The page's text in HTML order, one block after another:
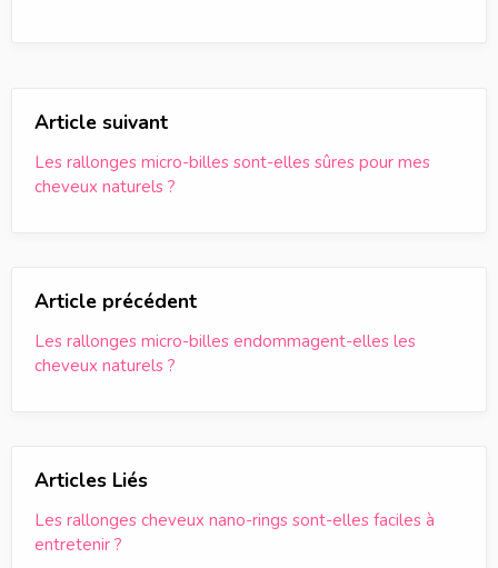
Article suivant
Les rallonges micro-billes sont-elles sûres pour mes
cheveux naturels ?
Article précédent
Les rallonges micro-billes endommagent-elles les
cheveux naturels ?
Articles Liés
Les rallonges cheveux nano-rings sont-elles faciles à
entretenir ?